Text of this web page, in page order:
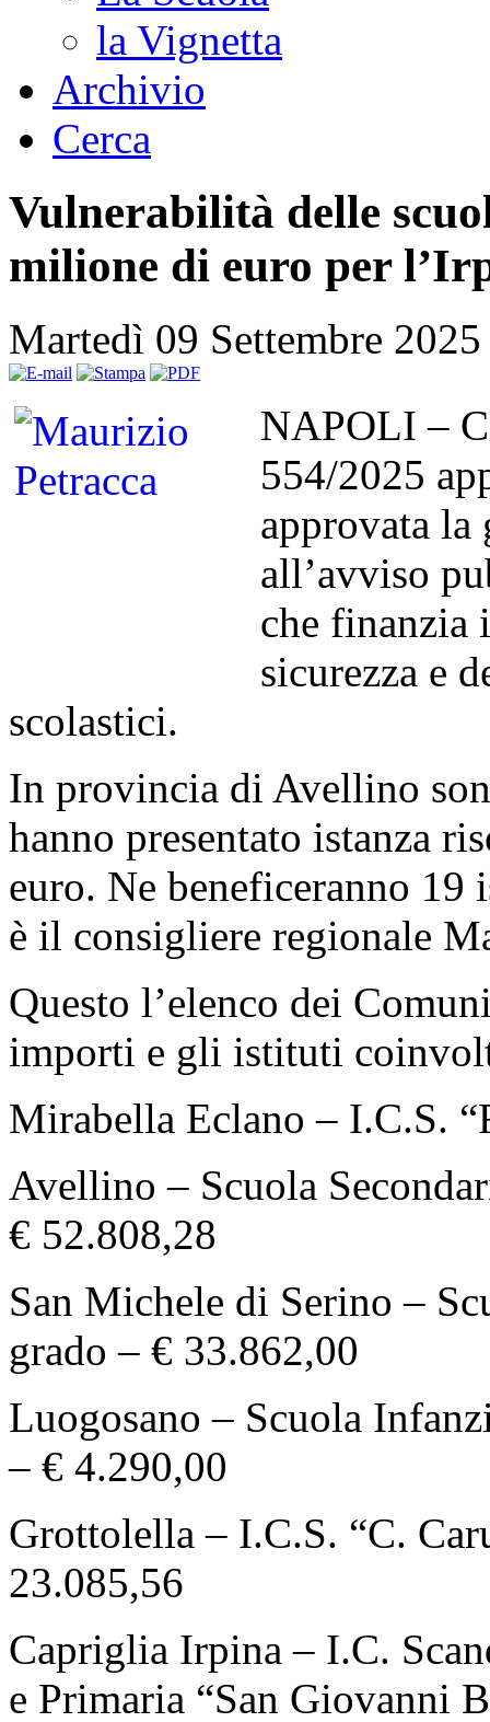
la Vignetta
Archivio
Cerca
Vulnerabilità delle
milione di euro per
Martedì 09 Settembre
NAPOLI –
554/2025
approvata
all’avviso
che finanzia
sicurezza e
scolastici.
In provincia di Avellino
hanno presentato istanza
euro. Ne beneficeranno
è il consigliere regionale
Questo l’elenco dei
importi e gli istituti
Mirabella Eclano – I.C.S.
Avellino – Scuola
€ 52.808,28
San Michele di Serino –
grado – € 33.862,00
Luogosano – Scuola
– € 4.290,00
Grottolella – I.C.S. “C.
23.085,56
Capriglia Irpina – I.C.
e Primaria “San Giovanni